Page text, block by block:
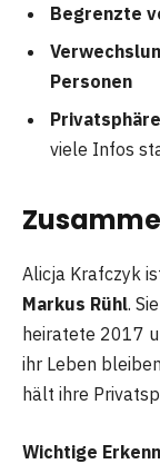
Begrenzte
Personen
Privatsphäre
viele Infos
Alicja Krafczyk
Markus Rühl.
heiratete 2017
ihr Leben
hält ihre
Wichtige